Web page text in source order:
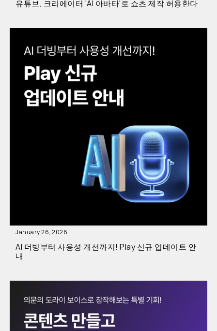
유튜브, 크리에이터 'AI 아바타'로 쇼츠 제작 허용한다
January 26, 2026
AI 더빙부터 사용성 개선까지! Play 신규 업데이트 안
내